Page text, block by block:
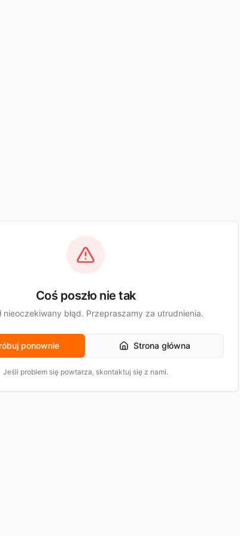
Coś poszło nie tak
nieoczekiwany błąd. Przepraszamy za utrudnienia.
ponownie Strona główna
Jeśli problem się powtarza, skontaktuj się z nami.